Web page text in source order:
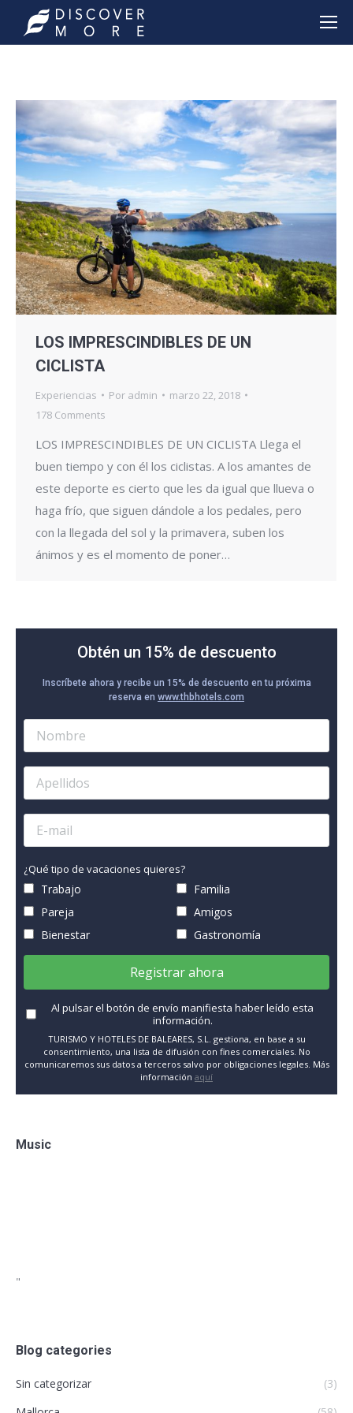
LOS IMPRESCINDIBLES DE UN
CICLISTA
Experiencias Por admin
marzo 22, 2018
178 Comments
LOS IMPRESCINDIBLES DE UN CICLISTA Llega el
buen tiempo y con él los ciclistas. A los amantes de
este deporte es cierto que les da igual que llueva o
haga frío, que siguen dándole a los pedales, pero
con la llegada del sol y la primavera, suben los
ánimos y es el momento de poner…
Obtén un 15% de descuento
Inscríbete ahora y recibe un 15% de descuento en tu próxima
reserva en www.thbhotels.com
¿Qué tipo de vacaciones quieres?
Trabajo
Familia
Pareja
Amigos
Bienestar
Gastronomía
Registrar ahora
Al pulsar el botón de envío manifiesta haber leído esta
información.
TURISMO Y HOTELES DE BALEARES, S.L. gestiona, en base a su
consentimiento, una lista de difusión con fines comerciales. No
comunicaremos sus datos a terceros salvo por obligaciones legales. Más
información aquí
Music
"
Blog categories
Sin categorizar
(3)